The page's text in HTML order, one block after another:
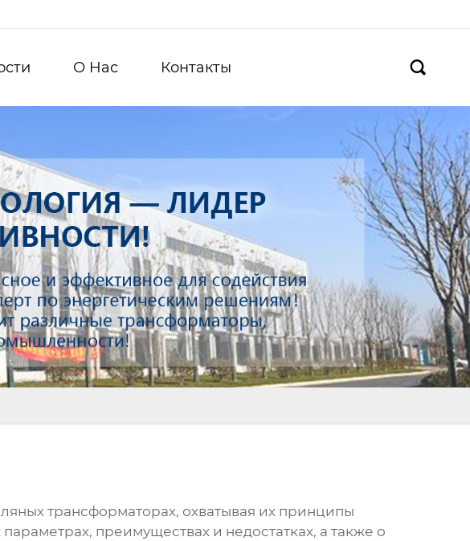
О Hас Контакты 
трансформаторах, охватывая их принципы
преимуществах и недостатках, а также о